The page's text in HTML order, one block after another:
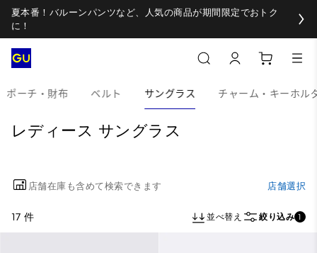
夏本番！バルーンパンツなど、人気の商品が期間限定でおトク
に！
ポーチ・財布 ベルト サングラス チャーム・キーホル
レディース サングラス
店舗在庫も含めて検索できます 店舗選択
17 件 並べ替え 絞り込み 1